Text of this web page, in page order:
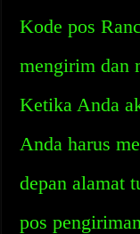
Kode pos
mengirim dan
Ketika Anda
Anda harus
depan alamat
pos